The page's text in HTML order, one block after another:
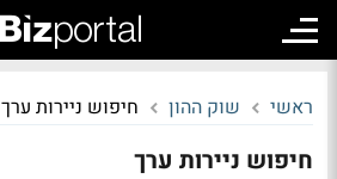
ראשי שוק ההון חיפוש ניירות ערך
חיפוש ניירות ערך